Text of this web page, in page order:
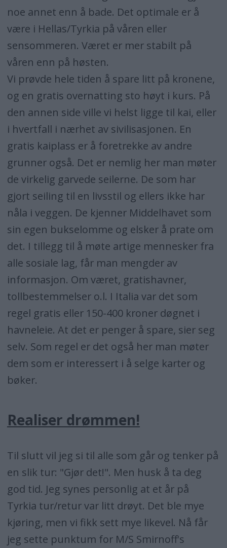
noe annet enn å bade. Det optimale er å
være i Hellas/Tyrkia på våren eller
sensommeren. Været er mer stabilt på
våren enn på høsten.
Vi prøvde hele tiden å spare litt på kronene,
og en gratis overnatting sto høyt i kurs. På
den annen side ville vi helst ligge til kai, eller
i hvertfall i nærhet av sivilisasjonen. En
gratis kaiplass er å foretrekke av andre
grunner også. Det er nemlig her man møter
de virkelig garvede seilerne. De som har
gjort seiling til en livsstil og ellers ikke har
nåla i veggen. De kjenner Middelhavet som
sin egen bukselomme og elsker å prate om
det. I tillegg til å møte artige mennesker fra
alle sosiale lag, får man mengder av
informasjon. Om været, gratishavner,
tollbestemmelser o.l. I Italia var det som
regel gratis eller 150-400 kroner døgnet i
havneleie. At det er penger å spare, sier seg
selv. Som regel er det også her man møter
dem som er interessert i å selge karter og
bøker.
Realiser drømmen!
Til slutt vil jeg si til alle som går og tenker på
en slik tur: "Gjør det!". Men husk å ta deg
god tid. Jeg synes personlig at et år på
Tyrkia tur/retur var litt drøyt. Det ble mye
kjøring, men vi fikk sett mye likevel. Nå får
jeg sette punktum for M/S Smirnoff's